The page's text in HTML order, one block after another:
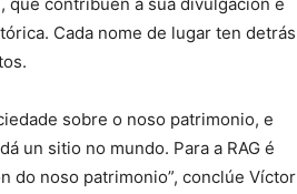
Cada nome de lugar ten detrás
sobre o noso patrimonio, e
un sitio no mundo. Para a RAG é
do noso patrimonio”, conclúe Víctor